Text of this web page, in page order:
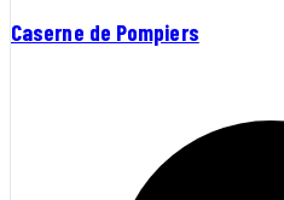
Caserne de Pompiers